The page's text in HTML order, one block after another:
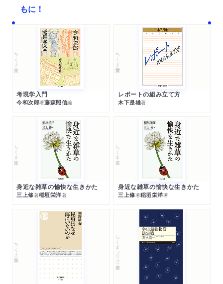
もに！
ちくま文庫
考現学入門
今和次郎著藤森照信編
ちくま学芸文庫
レポートの組み立て方
木下是雄著
ちくま文庫
身近な雑草の愉快な生きかた
三上修著稲垣栄洋著
ちくま文庫
身近な雑草の愉快な生きかた
三上修著稲垣栄洋著
ちくま新書 ちくまプリマー新書